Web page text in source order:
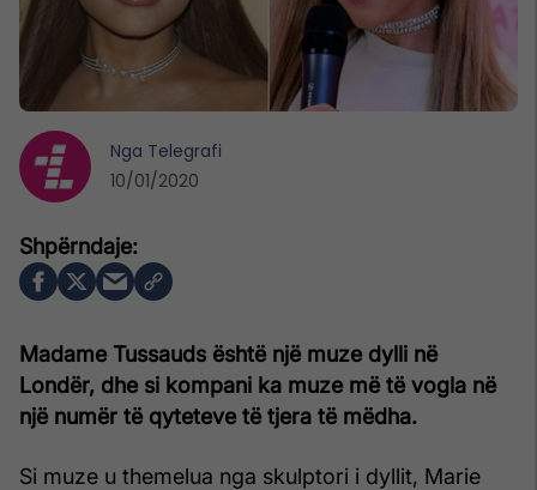
Madame Tussauds është një muze dylli në
Londër, dhe si kompani ka muze më të vogla në
një numër të qyteteve të tjera të mëdha.
Si muze u themelua nga skulptori i dyllit, Marie
Nga Telegrafi
10/01/2020